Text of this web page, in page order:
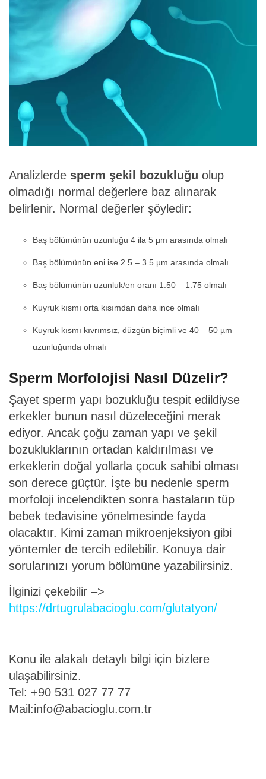
Analizlerde sperm şekil bozukluğu olup
olmadığı normal değerlere baz alınarak
belirlenir. Normal değerler şöyledir:
Baş bölümünün uzunluğu 4 ila 5 µm arasında olmalı
Baş bölümünün eni ise 2.5 – 3.5 µm arasında olmalı
Baş bölümünün uzunluk/en oranı 1.50 – 1.75 olmalı
Kuyruk kısmı orta kısımdan daha ince olmalı
Kuyruk kısmı kıvrımsız, düzgün biçimli ve 40 – 50 µm
uzunluğunda olmalı
Sperm Morfolojisi Nasıl Düzelir?
Şayet sperm yapı bozukluğu tespit edildiyse
erkekler bunun nasıl düzeleceğini merak
ediyor. Ancak çoğu zaman yapı ve şekil
bozukluklarının ortadan kaldırılması ve
erkeklerin doğal yollarla çocuk sahibi olması
son derece güçtür. İşte bu nedenle sperm
morfoloji incelendikten sonra hastaların tüp
bebek tedavisine yönelmesinde fayda
olacaktır. Kimi zaman mikroenjeksiyon gibi
yöntemler de tercih edilebilir. Konuya dair
sorularınızı yorum bölümüne yazabilirsiniz.
İlginizi çekebilir –>
https://drtugrulabacioglu.com/glutatyon/
Konu ile alakalı detaylı bilgi için bizlere
ulaşabilirsiniz.
Tel: +90 531 027 77 77
Mail:info@abacioglu.com.tr